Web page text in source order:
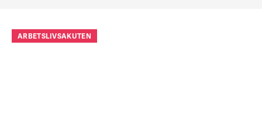
ARBETSLIVSAKUTEN